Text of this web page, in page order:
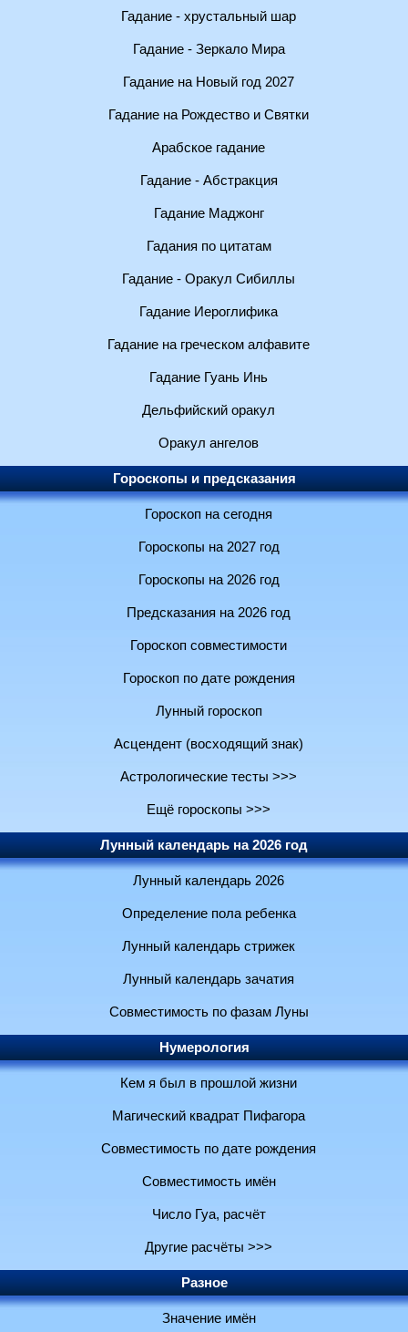
Гадание - хрустальный шар
Гадание - Зеркало Мира
Гадание на Новый год 2027
Гадание на Рождество и Святки
Арабское гадание
Гадание - Абстракция
Гадание Маджонг
Гадания по цитатам
Гадание - Оракул Сибиллы
Гадание Иероглифика
Гадание на греческом алфавите
Гадание Гуань Инь
Дельфийский оракул
Оракул ангелов
Гороскопы и предсказания
Гороскоп на сегодня
Гороскопы на 2027 год
Гороскопы на 2026 год
Предсказания на 2026 год
Гороскоп совместимости
Гороскоп по дате рождения
Лунный гороскоп
Асцендент (восходящий знак)
Астрологические тесты >>>
Ещё гороскопы >>>
Лунный календарь на 2026 год
Лунный календарь 2026
Определение пола ребенка
Лунный календарь стрижек
Лунный календарь зачатия
Совместимость по фазам Луны
Нумерология
Кем я был в прошлой жизни
Магический квадрат Пифагора
Совместимость по дате рождения
Совместимость имён
Число Гуа, расчёт
Другие расчёты >>>
Разное
Значение имён